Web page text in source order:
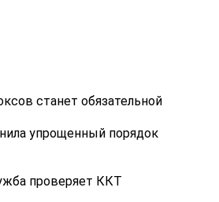
станет обязательной
упрощенный порядок
проверяет ККТ